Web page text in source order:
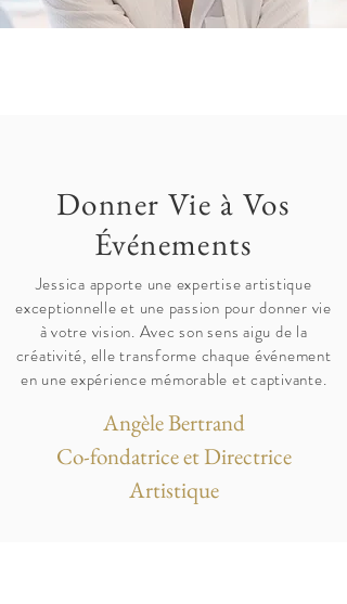
Donner Vie à Vos
Événements
Jessica apporte une expertise artistique
exceptionnelle et une passion pour donner vie
à votre vision. Avec son sens aigu de la
créativité, elle transforme chaque événement
en une expérience mémorable et captivante.
Angèle Bertrand
Co-fondatrice et Directrice
Artistique